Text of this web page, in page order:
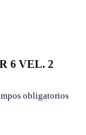
6 VEL. 2
obligatorios